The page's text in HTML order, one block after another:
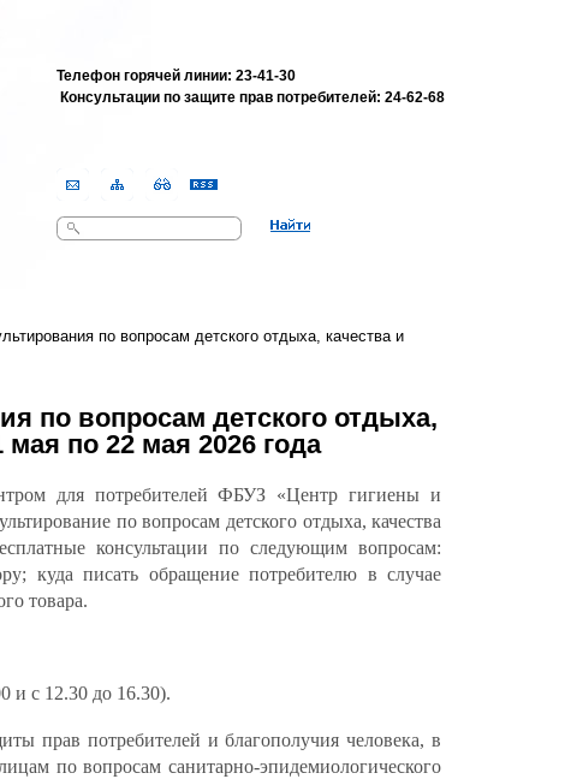
Телефон горячей линии: 23-41-30
Консультации по защите прав потребителей: 24-62-68
Форма поиска
Поиск
по вопросам детского отдыха, качества и
по вопросам детского отдыха,
мая по 22 мая 2026 года
для потребителей ФБУЗ «Центр гигиены и
по вопросам детского отдыха, качества
консультации по следующим вопросам:
куда писать обращение потребителю в случае
товара.
и с 12.30 до 16.30).
прав потребителей и благополучия человека, в
по вопросам санитарно-эпидемиологического